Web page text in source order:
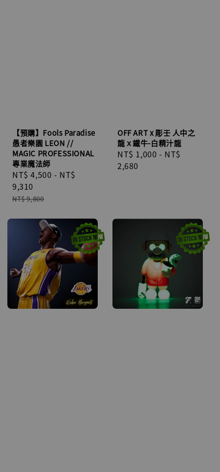
【預購】Fools Paradise
愚者樂園 LEON //
MAGIC PROFESSIONAL
專業魔法師
Sale
price
NT$ 4,500 - NT$
9,310
Regular
NT$ 9,800
OFF ART x 彫壬 人中之
龍ｘ鐵牛-白精汁龍
Regular
price
NT$ 1,000 - NT$
2,680